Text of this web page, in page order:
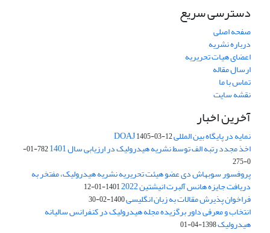
دسترسی سریع
صفحه اصلی
درباره نشریه
اعضای هیات تحریریه
ارسال مقاله
تماس با ما
نقشه سایت
آخرین اخبار
نمایه در پایگاه بین المللی DOAJ1405-03-12
اخذ مجدد رتبه الف توسط نشریه هیدرولیک در ارزیابی سال 1401
782-01-
0-275
پروفسور سوبهاش دی عضو هیئت تحریریه نشریه هیدرولیک، مفتخر به
دریافت جایزه هانس آلبرت انیشتین 2022 1401-01-12
فراخوان پذیرش مقالات به زبان انگلیسی1400-02-30
انتخاب و معرفی داور برگزیده مجله هیدرولیک در کنفرانس سالیانه
هیدرولیک1398-04-01